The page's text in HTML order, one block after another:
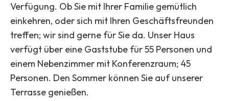
Verfügung. Ob Sie mit Ihrer Familie gemütlich
einkehren, oder sich mit Ihren Geschäftsfreunden
treffen; wir sind gerne für Sie da. Unser Haus
verfügt über eine Gaststube für 55 Personen und
einem Nebenzimmer mit Konferenzraum; 45
Personen. Den Sommer können Sie auf unserer
Terrasse genießen.